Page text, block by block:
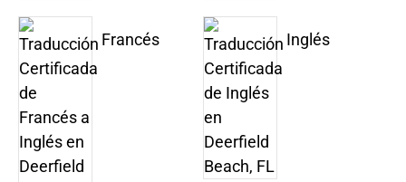
Francés Inglés